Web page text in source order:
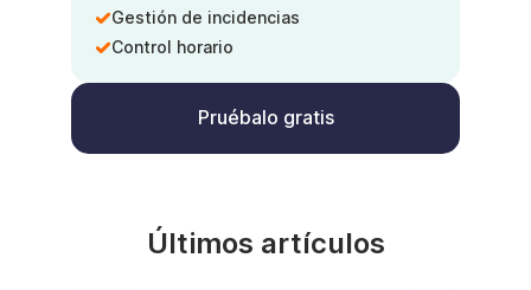
Gestión de incidencias
Control horario
Pruébalo gratis
Últimos artículos